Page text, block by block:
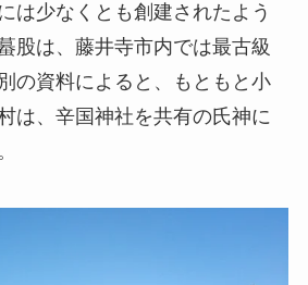
は少なくとも創建されたよう
股は、藤井寺市内では最古級
の資料によると、もともと小
は、辛国神社を共有の氏神に